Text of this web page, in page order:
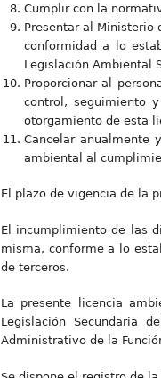
Cumplir con la
Presentar al Ministerio
conformidad a lo
Legislación Ambiental
Proporcionar al
control, seguimiento
otorgamiento de esta
Cancelar anualmente
ambiental al
El plazo de vigencia de la
El incumplimiento de las
misma, conforme a lo
de terceros.
La presente licencia
Legislación Secundaria
Administrativo de la